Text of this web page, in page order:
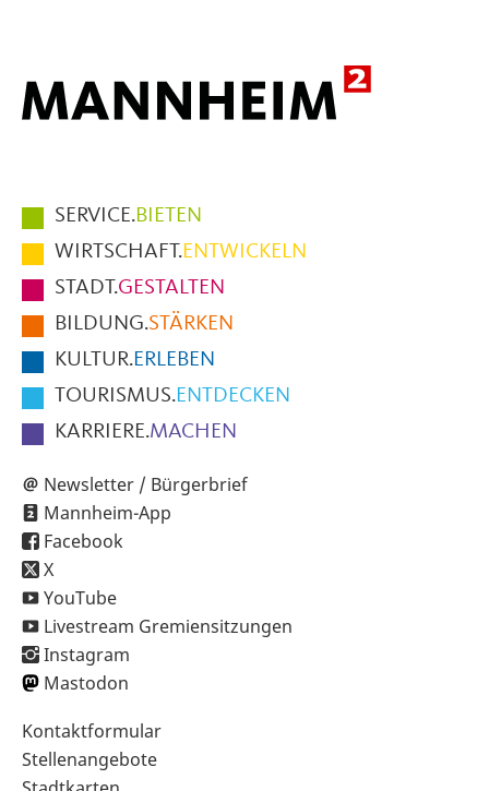
Hauptmenüpunkte
im
Fußbereich
der
Seite
SERVICE.BIETEN
WIRTSCHAFT.ENTWICKELN
STADT.GESTALTEN
BILDUNG.STÄRKEN
KULTUR.ERLEBEN
TOURISMUS.ENTDECKEN
KARRIERE.MACHEN
Newsletter / Bürgerbrief
Mannheim-App
Facebook
X
YouTube
Livestream Gremiensitzungen
Instagram
Mastodon
Sekundärnavigation
im
Kontaktformular
Stellenangebote